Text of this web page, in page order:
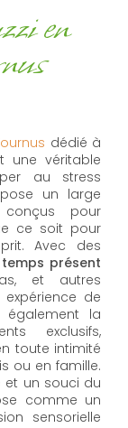
en
dédié à
une véritable
au stress
un large
conçus pour
ce soit pour
Avec des
présent
et autres
de
également la
exclusifs,
toute intimité
ou en famille.
et un souci du
comme un
sensorielle